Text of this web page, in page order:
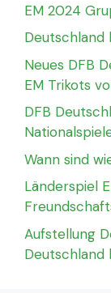
EM 2024
Deutschland
Neues DFB
EM Trikots
DFB
Wann sind
Länderspiel
Aufstellung
Deutschland